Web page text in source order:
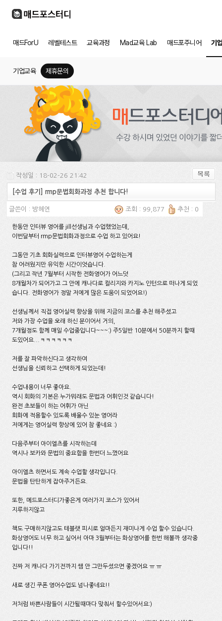
매드ForU 레벨테스트 교육과정 Mad교육 Lab 매드포주니어 기
기업교육 제휴문의
작성일 : 18-02-26 21:42
[수업 후기] rmp문법회화과정 추천 합니다!
글쓴이 : 방혜연 조회 : 99,877 추천 : 0
한동안 인터뷰 영어를 jill선생님과 수업했었는데,
이번달부터 rmp문법회화과정으로 수업 하고 있어요!
그동안 기초 회화실력으로 인터뷰영어 수업하는게
참 어려웠지만 유익한 시간이엇습니다.
(그리고 작년 7월부터 시작한 전화영어가 어느덧
8개월차가 되어가고 그 안에 캐나다로 컬리지와 카지노 인턴으로 떠나게 되었
습니다. 전화영어가 정말 저에게 많은 도움이 되었어요!)
선생님께서 직접 영어실력 향상을 위해 지금의 코스를 추천 해주셨고
저와 가장 수업을 오래 하신 분이어서 거의,
7개월정도 함께 매일 수업중입니다~~~:) 주5일반 10분에서 50분까지 할때
도있어요...ㅋㅋㅋㅋㅋㅋ
저를 잘 파악하신다고 생각하여
선생님을 신뢰하고 선택하게 되었는데!
수업내용이 너무 좋아요.
역시 회화의 기본은 누가뭐래도 문법과 어휘인것 같습니다!
완전 초보들이 하는 어휘가 아닌
회화에 적용할수 있도록 배울수 있눈 영어라
저에게는 영어실력 향상에 있어 참 좋네요 :)
다음주부터 아이엘츠를 시작하는데
역시나 보카와 문법의 중요함을 한번더 느꼈어요
아이엘츠 하면서도 계속 수업할 생각입니다.
문법을 탄탄하게 잡아주거든요.
또한, 메드포스터디가좋은게 여러가지 코스가 있어서
지루하지않고
책도 구매하지않고도 테블랫 피시로 얼마든지 재미나게 수업 할수 있습니다.
화상영어도 너무 하고 싶어서 아마 3월부터는 화상영어를 한번 해볼까 생각중
입니다!!
진짜 저 캐나다 가기전까지 쌤 안 그만두셨으면 좋겠어요 ㅠ ㅠ
새로 생긴 쿠폰 영어수업도 넘나좋네요!!
저처럼 바쁜사람들이 시간될때마다 맞춰서 할수있어서요:)